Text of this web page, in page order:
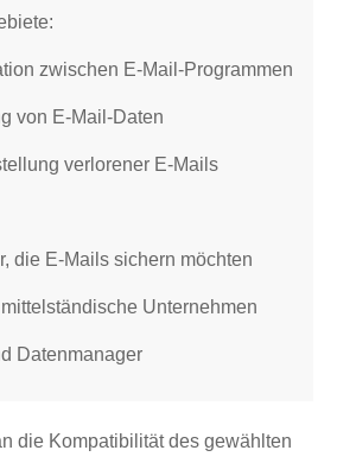
zwischen E-Mail-Programmen
von E-Mail-Daten
verlorener E-Mails
die E-Mails sichern möchten
Unternehmen
Datenmanager
die Kompatibilität des gewählten